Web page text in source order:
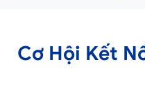
Cơ Hội Kết